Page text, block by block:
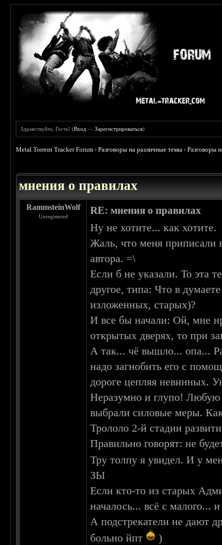
Здравствуйте, Гость! (Вход —Зарегистрироваться)
Metal Torrent Tracker Forum ›Разговоры на различные темы ›Разговоры
мнения о правилах
RammsteinWolf
Unregistered
RE: мнения о правилах
Ну не хотите... как хотите.
Жаль, что меня приписали
автора. =\
Если б не указали. То эта
другое, типа: Что в
изложенных, старых)?
И все бы начали: Ой, мне
открытых дверях, то при
А так... чё вышло... опа...
надо загнобить его с
дороге цепляя невинных.
Неразумно и глупо!
выбрали силовые меры.
Трололо 2-й стадии
Правильно говорят: не
Тру толпу я увидел. И у
ЗЫ
Если кто-то из старых
началось... всё с малого...
А подстрекатели не дают
больно йпт
)